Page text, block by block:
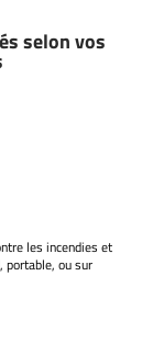
selon vos
les incendies et
portable, ou sur